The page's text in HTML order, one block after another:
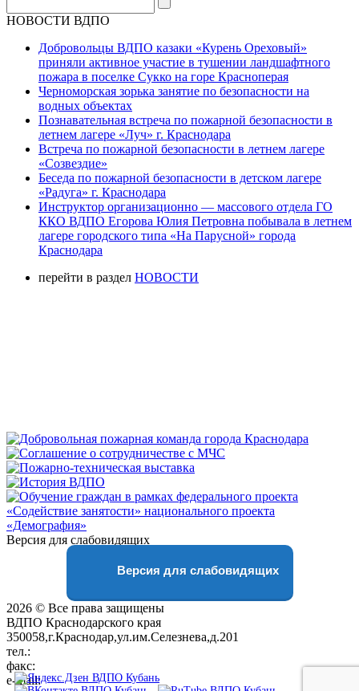
НОВОСТИ ВДПО
Добровольцы ВДПО казаки «Курень Ореховый»
приняли активное участие в тушении ландшафтного
пожара в поселке Сукко на горе Красноперая
Черноморская зорька занятие по безопасности на
водных объектах
Познавательная встреча по пожарной безопасности в
летнем лагере «Луч» г. Краснодара
Встреча по пожарной безопасности в летнем лагере
«Созвездие»
Беседа по пожарной безопасности в детском лагере
«Радуга» г. Краснодара
Инструктор организационно — массового отдела ГО
ККО ВДПО Егорова Юлия Петровна побывала в летнем
лагере городского типа «На Парусной» города
Краснодара
перейти в раздел НОВОСТИ
Версия для слабовидящих
Версия для слабовидящих
2026 © Все права защищены
ВДПО Краснодарского края
350058,г.Краснодар,ул.им.Селезнева,д.201
тел.:
факс:
e-mail:01@vdpokuban.ru